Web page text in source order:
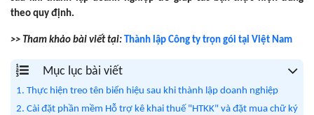
theo quy định.
>> Tham khảo bài viết tại: Thành lập Công ty trọn gói tại Việt Nam
Mục lục bài viết
1. Thực hiện treo tên biển hiệu sau khi thành lập doanh nghiệp
2. Cài đặt phần mềm Hỗ trợ kê khai thuế "HTKK" và đặt mua chữ ký